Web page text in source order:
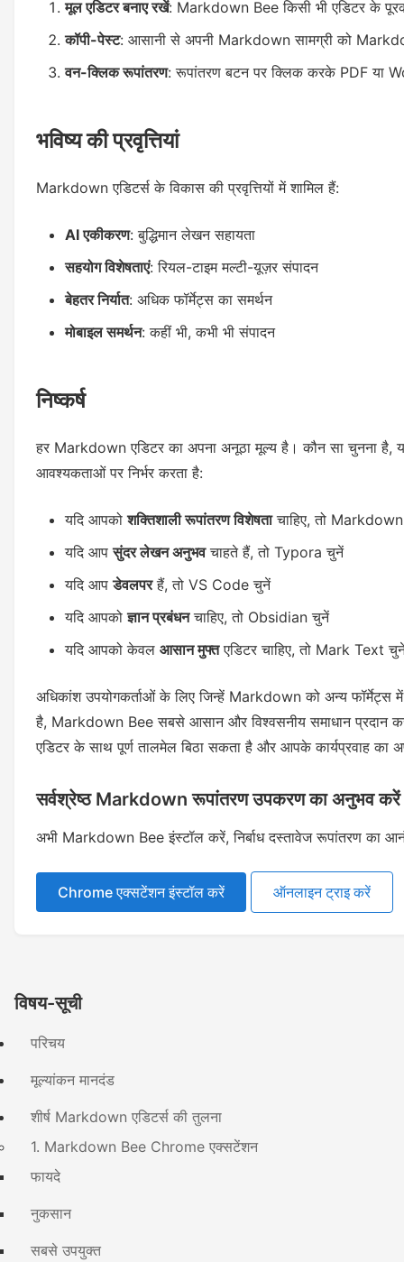
मूल एडिटर बनाए रखें: Markdown Bee किसी भी एडिटर के
कॉपी-पेस्ट: आसानी से अपनी Markdown सामग्री को
वन-क्लिक रूपांतरण: रूपांतरण बटन पर क्लिक करके PDF या
भविष्य की प्रवृत्तियां
Markdown एडिटर्स के विकास की प्रवृत्तियों में शामिल हैं:
AI एकीकरण: बुद्धिमान लेखन सहायता
सहयोग विशेषताएं: रियल-टाइम मल्टी-यूज़र संपादन
बेहतर निर्यात: अधिक फॉर्मेट्स का समर्थन
मोबाइल समर्थन: कहीं भी, कभी भी संपादन
निष्कर्ष
हर Markdown एडिटर का अपना अनूठा मूल्य है। कौन सा चुनना है,
आवश्यकताओं पर निर्भर करता है:
यदि आपकोशक्तिशाली रूपांतरण विशेषताचाहिए, तो
यदि आपसुंदर लेखन अनुभवचाहते हैं, तो Typora चुनें
यदि आपडेवलपरहैं, तो VS Code चुनें
यदि आपकोज्ञान प्रबंधनचाहिए, तो Obsidian चुनें
यदि आपको केवल आसान मुफ्तएडिटर चाहिए, तो Mark Text
अधिकांश उपयोगकर्ताओं के लिए जिन्हें Markdown को अन्य फॉर्मेट्स
है, Markdown Bee सबसे आसान और विश्वसनीय समाधान प्रदान
एडिटर के साथ पूर्ण तालमेल बिठा सकता है और आपके कार्यप्रवाह का
सर्वश्रेष्ठ Markdown रूपांतरण उपकरण का अनुभव करें
अभी Markdown Bee इंस्टॉल करें, निर्बाध दस्तावेज रूपांतरण का
Chrome एक्सटेंशन इंस्टॉल करें ऑनलाइन ट्राइ करें
विषय-सूची
परिचय
मूल्यांकन मानदंड
शीर्ष Markdown एडिटर्स की तुलना
1. Markdown Bee Chrome एक्सटेंशन
फायदे
नुकसान
सबसे उपयुक्त